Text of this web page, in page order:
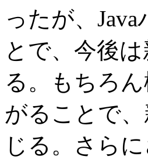
ったが、
とで、今後
る。もちろ
がることで
じる。さら